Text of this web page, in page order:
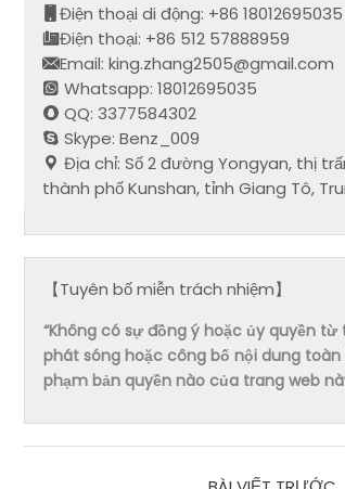
Điện thoại di động: +86 18012695035
Điện thoại: +86 512 57888959
Email: king.zhang2505@gmail.com
Whatsapp: 18012695035
QQ: 3377584302
Skype: Benz_009
Địa chỉ: Số 2 đường Yongyan, thị
thành phố Kunshan, tỉnh Giang Tô,
【Tuyên bố miễn trách nhiệm】
“Không có sự đồng ý hoặc ủy quyền
phát sóng hoặc công bố nội dung
phạm bản quyền nào của trang web